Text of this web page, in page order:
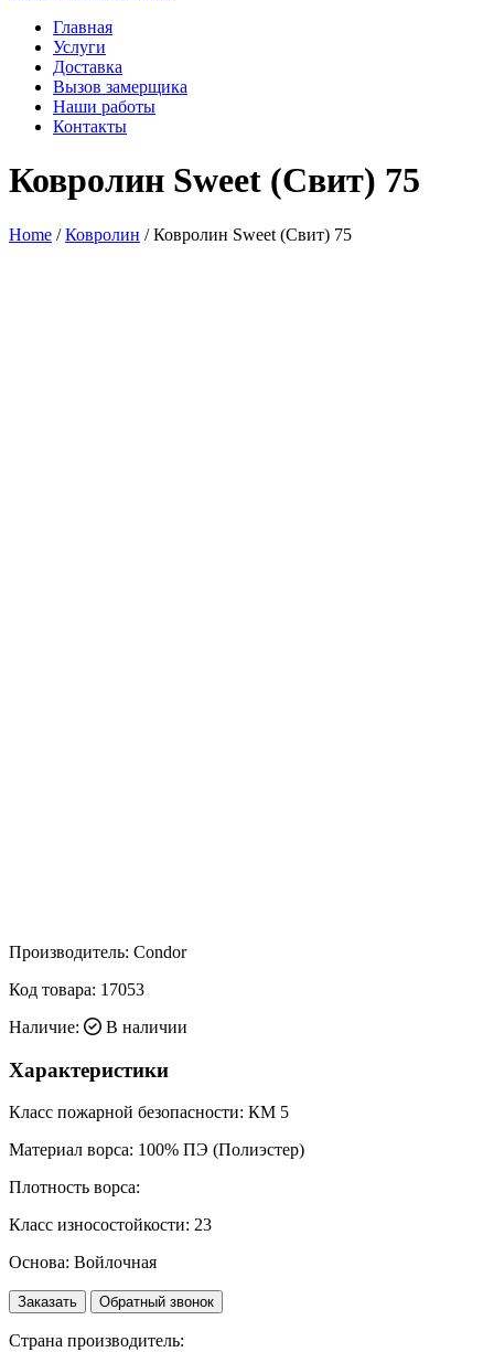
Главная
Услуги
Доставка
Вызов замерщика
Наши работы
Контакты
Ковролин Sweet (Свит) 75
Home /Ковролин / Ковролин Sweet (Свит) 75
Производитель: Condor
Код товара: 17053
Наличие:
В наличии
Характеристики
Класс пожарной безопасности: КМ 5
Материал ворса: 100% ПЭ (Полиэстер)
Плотность ворса:
Класс износостойкости: 23
Основа: Войлочная
Заказать Обратный звонок
Страна производитель: